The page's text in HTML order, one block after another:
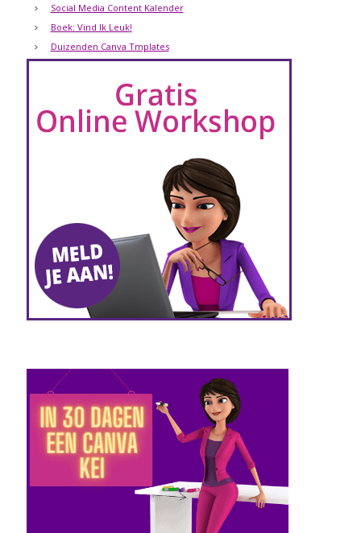
Social Media Content Kalender
Boek: Vind Ik Leuk!
Duizenden Canva Tmplates